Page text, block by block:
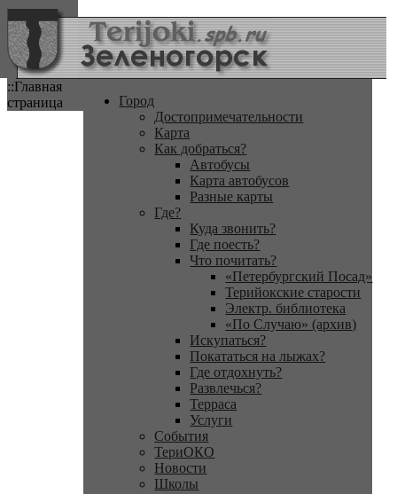
::Главная
страница
Город
Достопримечательности
Карта
Как добраться?
Автобусы
Карта автобусов
Разные карты
Где?
Куда звонить?
Где поесть?
Что почитать?
«Петербургский Посад»
Терийокские старости
Электр. библиотека
«По Случаю» (архив)
Искупаться?
Покататься на лыжах?
Где отдохнуть?
Развлечься?
Терраса
Услуги
События
ТериОКО
Новости
Школы